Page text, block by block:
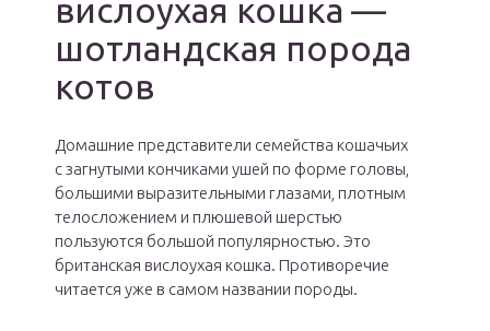
вислоухая кошка —
шотландская порода
котов
Домашние представители семейства кошачьих
с загнутыми кончиками ушей по форме головы,
большими выразительными глазами, плотным
телосложением и плюшевой шерстью
пользуются большой популярностью. Это
британская вислоухая кошка. Противоречие
читается уже в самом названии породы.